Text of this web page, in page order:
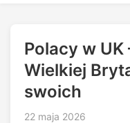
Polacy w
Wielkiej
swoich
22 maja 2026